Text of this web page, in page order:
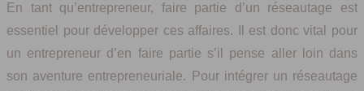
En tant qu’entrepreneur, faire partie d’un réseautage est
essentiel pour développer ces affaires. Il est donc vital pour
un entrepreneur d’en faire partie s’il pense aller loin dans
son aventure entrepreneuriale. Pour intégrer un réseautage